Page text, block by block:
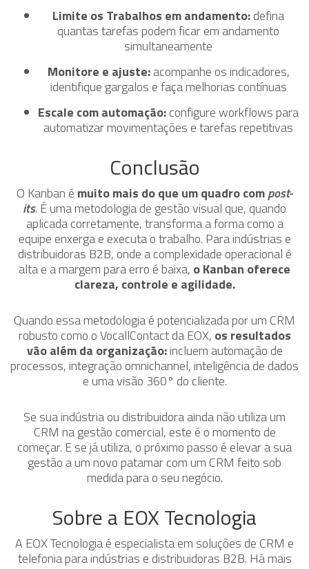
Limite os Trabalhos em andamento:defina
quantas tarefas podem ficar em andamento
simultaneamente
Monitore e ajuste:acompanhe os indicadores,
identifique gargalos e faça melhorias contínuas
Escale com automação:configure workflows para
automatizar movimentações e tarefas repetitivas
Conclusão
O Kanban é muito mais do que um quadro compost-
its. É uma metodologia de gestão visual que, quando
aplicada corretamente, transforma a forma como a
equipe enxerga e executa o trabalho. Para indústrias e
distribuidoras B2B, onde a complexidade operacional é
alta e a margem para erro é baixa, o Kanban oferece
clareza, controle e agilidade.
Quando essa metodologia é potencializada por um CRM
robusto como o VocallContact da EOX, os resultados
vão além da organização:incluem automação de
processos, integração omnichannel, inteligência de dados
e uma visão 360° do cliente.
Se sua indústria ou distribuidora ainda não utiliza um
CRM na gestão comercial, este é o momento de
começar. E se já utiliza, o próximo passo é elevar a sua
gestão a um novo patamar com um CRM feito sob
medida para o seu negócio.
Sobre a EOX Tecnologia
A EOX Tecnologia é especialista em soluções de CRM e
telefonia para indústrias e distribuidoras B2B. Há mais